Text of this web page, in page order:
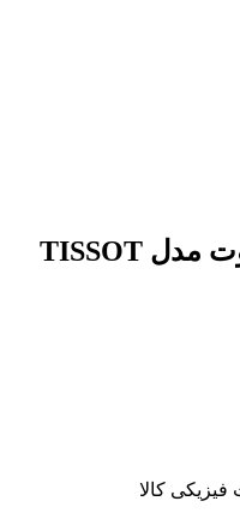
ساعت مچی مردانه تیسوت مدل TISSOT
کالا